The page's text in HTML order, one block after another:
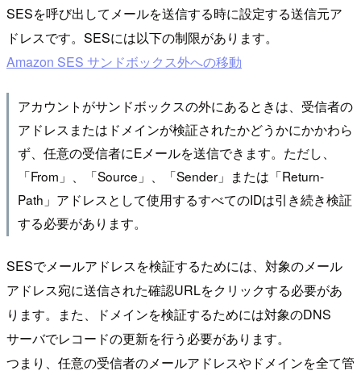
SESを呼び出してメールを送信する時に設定する送信元ア
ドレスです。SESには以下の制限があります。
Amazon SES サンドボックス外への移動
アカウントがサンドボックスの外にあるときは、受信者の
アドレスまたはドメインが検証されたかどうかにかかわら
ず、任意の受信者にEメールを送信できます。​ただし、
「From」、「Source」、「Sender」または「Return-
Path」アドレスとして使用するすべてのIDは引き続き検証
する必要があります。
SESでメールアドレスを検証するためには、対象のメール
アドレス宛に送信された確認URLをクリックする必要があ
ります。また、ドメインを検証するためには対象のDNS
サーバでレコードの更新を行う必要があります。
つまり、任意の受信者のメールアドレスやドメインを全て管